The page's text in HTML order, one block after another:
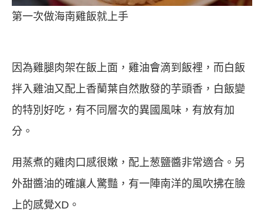
第一次做海南雞飯就上手
因為雞腿肉架在飯上面，雞油會滴到飯裡，而白飯
拌入雞油又配上香蘭葉自然散發的芋頭香，白飯變
的特別好吃，有不同層次的異國風味，有放有加
分。
用蒸煮的雞肉口感很嫩，配上葱鹽醬非常適合。另
外甜醬油的確讓人驚豔，有一陣南洋的風吹拂在臉
上的感覺XD。